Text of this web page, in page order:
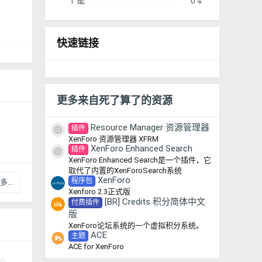
...
快速链接
更多来自死了算了的资源
资源图标
插件 Resource Manager 资源管理器
XenForo 资源管理器 XFRM
资源图标
插件 XenForo Enhanced Search
XenForo Enhanced Search是一个插件，它
取代了内置的XenForoSearch系统
程序包 XenForo
Xenforo 2.3正式版
付费插件
[BR] Credits 积分简体中文
版
XenForo论坛系统的一个虚拟积分系统。
主题 ACE
ACE for XenForo